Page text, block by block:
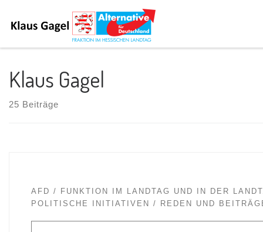
Klaus Gagel
25 Beiträge
AFD FUNKTION IM LANDTAG UND IN DER
POLITISCHE INITIATIVEN
REDEN UND